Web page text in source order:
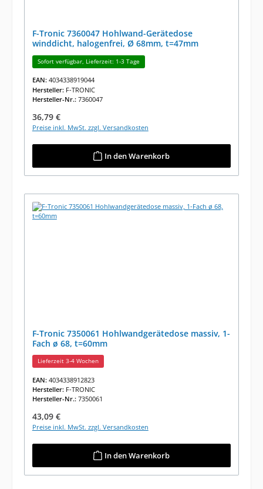
F-Tronic 7360047 Hohlwand-Gerätedose
winddicht, halogenfrei, Ø 68mm, t=47mm
Sofort verfügbar, Lieferzeit: 1-3 Tage
EAN: 4034338919044
Hersteller: F-TRONIC
Hersteller-Nr.: 7360047
Regulärer Preis:
36,79 €
Preise inkl. MwSt. zzgl. Versandkosten
In den Warenkorb
F-Tronic 7350061 Hohlwandgerätedose massiv, 1-
Fach ø 68, t=60mm
Lieferzeit 3-4 Wochen
EAN: 4034338912823
Hersteller: F-TRONIC
Hersteller-Nr.: 7350061
Regulärer Preis:
43,09 €
Preise inkl. MwSt. zzgl. Versandkosten
In den Warenkorb